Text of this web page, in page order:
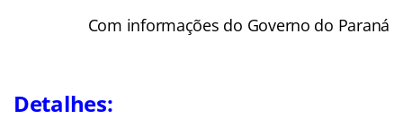
Com informações do Governo do Paraná
Detalhes: